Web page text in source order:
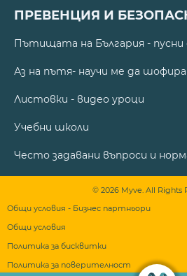
ПРЕВЕНЦИЯ И
Пътищата на България - пусни
Аз на пътя- научи ме да
Листовки - видео уроци
Учебни школи
Често задавани въпроси и
© 2026 Myve. All Rights
Общи условия - Бизнес партньори
Общи условия
Политика за бисквитки
Политика за поверителност